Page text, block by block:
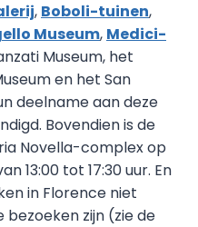
, Boboli-tuinen,
Museum, Medici-
Museum, het
en het San
deelname aan deze
Bovendien is de
Novella-complex op
13:00 tot 17:30 uur. En
in Florence niet
zijn (zie de